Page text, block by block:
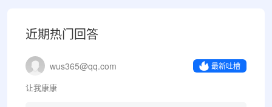
近期热门回答
wus365@qq.com 最新吐槽
让我康康